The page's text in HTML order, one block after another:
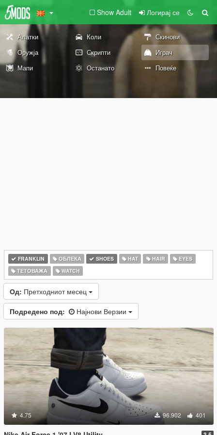
Show Adult Логирај се
Алатки Коли
Скинови
Оружја
Скрипти
Играч
Мапи
Останато Повеќе
FRANKLIN ОБЛЕКА SHOES HAT HAIR
EYES
ТЕТОВАЖА
WATCH
Од: Претходниот месец
Подредено под: Најнови Верзии
4.75 96.902 401